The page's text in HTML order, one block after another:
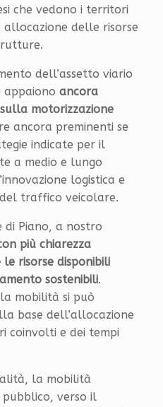
che vedono i territori
delle risorse
dell’assetto viario
ancora
motorizzazione
ancora preminenti se
indicate per il
a medio e lungo
logistica e
traffico veicolare.
di Piano, a nostro
più chiarezza
le risorse disponibili
sostenibili.
mobilità si può
base dell’allocazione
coinvolti e dei tempi
la mobilità
verso il